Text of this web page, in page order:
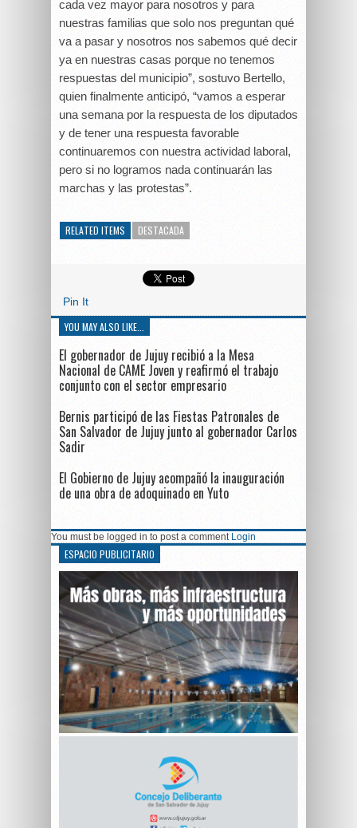
cada vez mayor para nosotros y para
nuestras familias que solo nos preguntan qué
va a pasar y nosotros nos sabemos qué decir
ya en nuestras casas porque no tenemos
respuestas del municipio”, sostuvo Bertello,
quien finalmente anticipó, “vamos a esperar
una semana por la respuesta de los diputados
y de tener una respuesta favorable
continuaremos con nuestra actividad laboral,
pero si no logramos nada continuarán las
marchas y las protestas”.
RELATED ITEMS DESTACADA
Pin It
YOU MAY ALSO LIKE...
El gobernador de Jujuy recibió a la Mesa
Nacional de CAME Joven y reafirmó el trabajo
conjunto con el sector empresario
Bernis participó de las Fiestas Patronales de
San Salvador de Jujuy junto al gobernador Carlos
Sadir
El Gobierno de Jujuy acompañó la inauguración
de una obra de adoquinado en Yuto
You must be logged in to post a comment Login
ESPACIO PUBLICITARIO